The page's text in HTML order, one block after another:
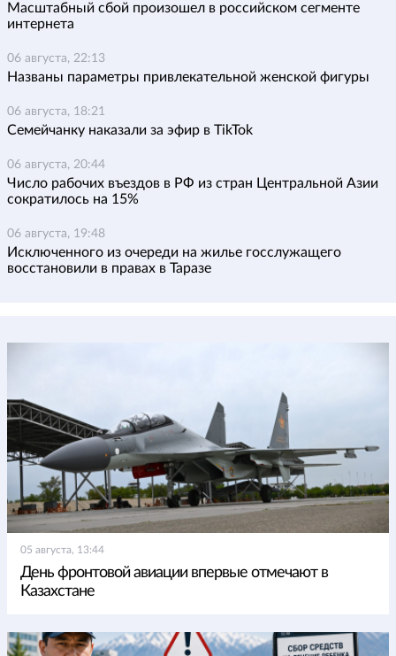
Масштабный сбой произошел в российском сегменте
интернета
06 августа, 22:13
Названы параметры привлекательной женской фигуры
06 августа, 18:21
Семейчанку наказали за эфир в TikTok
06 августа, 20:44
Число рабочих въездов в РФ из стран Центральной Азии
сократилось на 15%
06 августа, 19:48
Исключенного из очереди на жилье госслужащего
восстановили в правах в Таразе
05 августа, 13:44
День фронтовой авиации впервые отмечают в
Казахстане